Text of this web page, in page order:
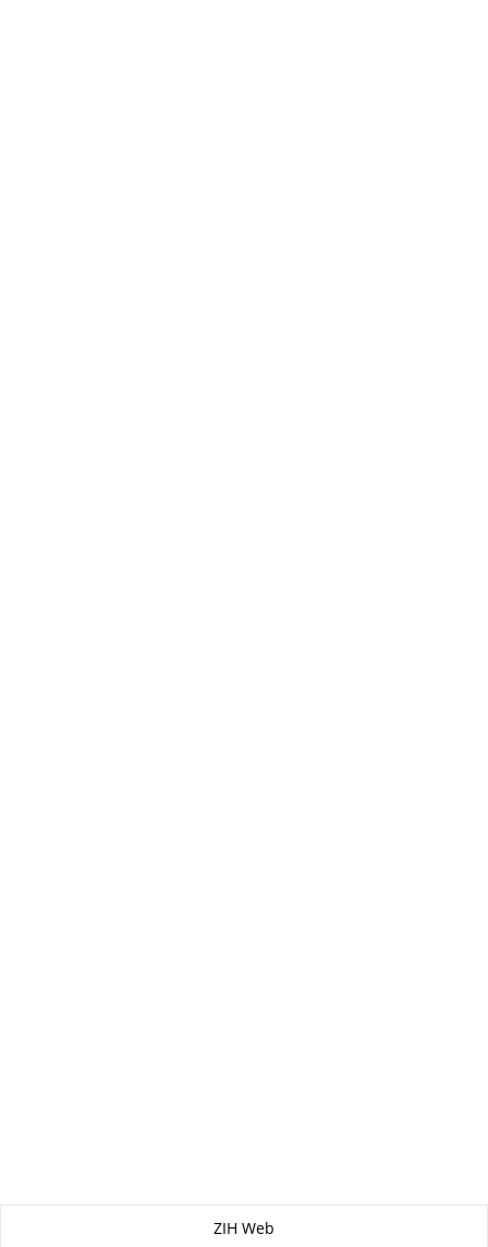
ZIH Web